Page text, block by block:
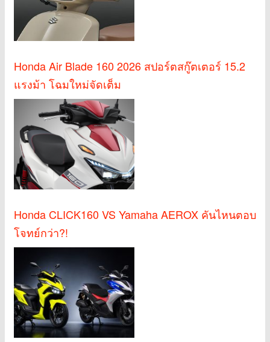
Honda Air Blade 160 2026 สปอร์ตสกู๊ตเตอร์ 15.2
แรงม้า โฉมใหม่จัดเต็ม
Honda CLICK160 VS Yamaha AEROX คันไหนตอบ
โจทย์กว่า?!